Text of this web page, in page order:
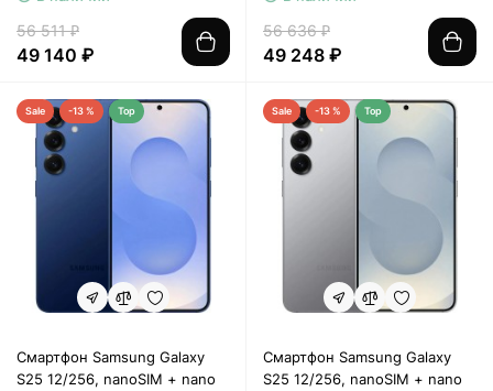
56 511 ₽
49 140 ₽
56 636 ₽
49 248 ₽
Sale -13 % Top
Смартфон Samsung Galaxy
S25 12/256, nanoSIM + nano
Sale -13 % Top
Смартфон Samsung Galaxy
S25 12/256, nanoSIM + nano